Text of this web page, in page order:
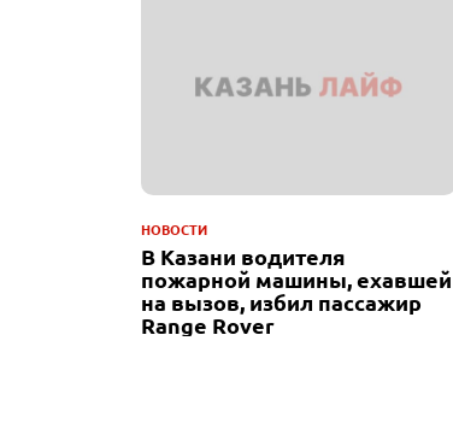
НОВОСТИ
В Казани водителя
пожарной машины, ехавшей
на вызов, избил пассажир
Range Rover